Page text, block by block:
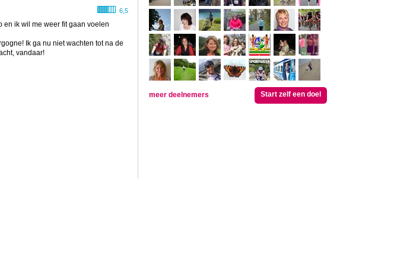
6,5
en ik wil me weer fit gaan voelen
Ik ga nu niet wachten tot na de
vandaar!
meer deelnemers Start zelf een doel